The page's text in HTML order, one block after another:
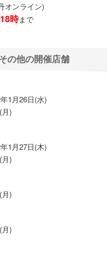
オンライン)
時まで
の他の開催店舗
1月26日(水)
)
1月27日(木)
)
)
)